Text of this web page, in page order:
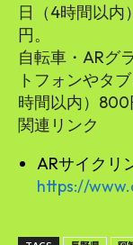
日（4時間以
円。
自転車・ARグ
トフォンやタ
時間以内）800
関連リンク
ARサイクリ
https://